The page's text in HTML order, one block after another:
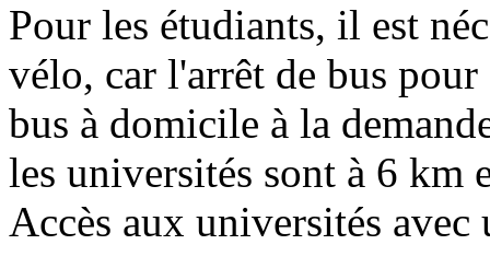
Pour les étudiants, il est
vélo, car l'arrêt de bus
bus à domicile à la
les universités sont à 6 km
Accès aux universités